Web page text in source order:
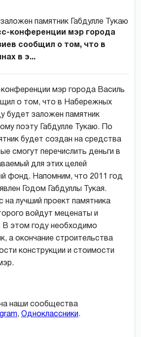
конференции мэр города
сообщил о том, что в
в э...
мэр города Василь
о том, что в Набережных
будет заложен памятник
поэту Габдулле Тукаю. По
будет создан на средства
смогут перечислить деньги в
для этих целей
фонд. Напомним, что 2011 год
Годом Габдуллы Тукая.
на лучший проект памятника
войдут меценаты и
В этом году необходимо
а окончание строительства
конструкции и стоимости
наши сообщества
, Одноклассники.